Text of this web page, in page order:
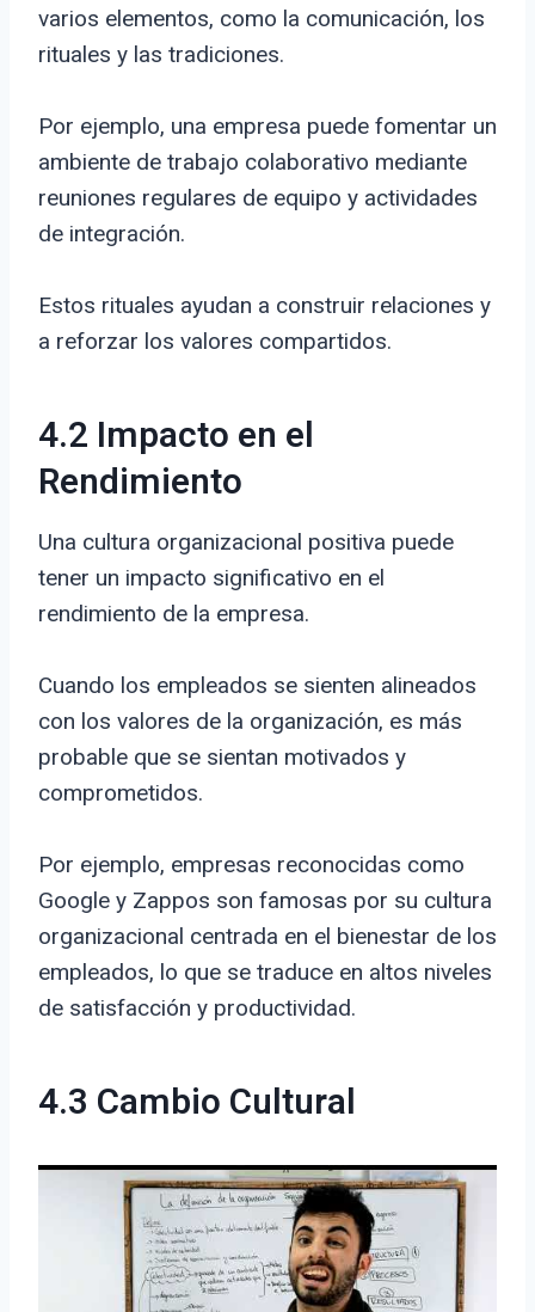
varios elementos, como la comunicación, los
rituales y las tradiciones.
Por ejemplo, una empresa puede fomentar un
ambiente de trabajo colaborativo mediante
reuniones regulares de equipo y actividades
de integración.
Estos rituales ayudan a construir relaciones y
a reforzar los valores compartidos.
4.2 Impacto en el
Rendimiento
Una cultura organizacional positiva puede
tener un impacto significativo en el
rendimiento de la empresa.
Cuando los empleados se sienten alineados
con los valores de la organización, es más
probable que se sientan motivados y
comprometidos.
Por ejemplo, empresas reconocidas como
Google y Zappos son famosas por su cultura
organizacional centrada en el bienestar de los
empleados, lo que se traduce en altos niveles
de satisfacción y productividad.
4.3 Cambio Cultural